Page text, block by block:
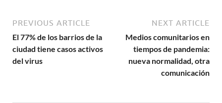
PREVIOUS ARTICLE
El 77% de los barrios de la
ciudad tiene casos activos
del virus
NEXT ARTICLE
Medios comunitarios en
tiempos de pandemia:
nueva normalidad, otra
comunicación